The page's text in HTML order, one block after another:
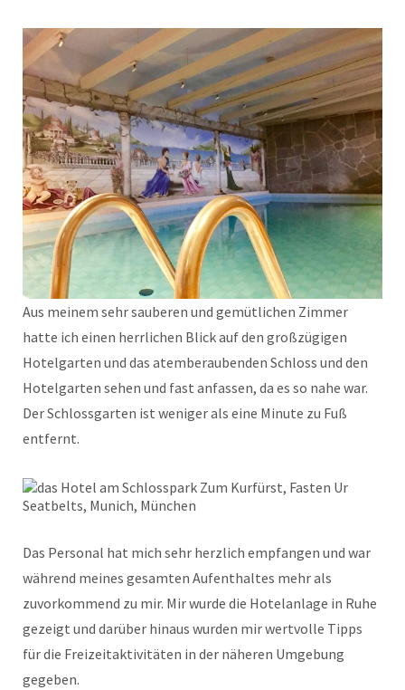
Aus meinem sehr sauberen und gemütlichen Zimmer
hatte ich einen herrlichen Blick auf den großzügigen
Hotelgarten und das atemberaubenden Schloss und den
Hotelgarten sehen und fast anfassen, da es so nahe war.
Der Schlossgarten ist weniger als eine Minute zu Fuß
entfernt.
Das Personal hat mich sehr herzlich empfangen und war
während meines gesamten Aufenthaltes mehr als
zuvorkommend zu mir. Mir wurde die Hotelanlage in Ruhe
gezeigt und darüber hinaus wurden mir wertvolle Tipps
für die Freizeitaktivitäten in der näheren Umgebung
gegeben.